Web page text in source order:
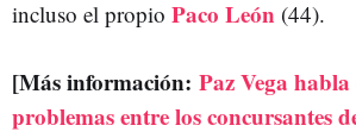
incluso el propio Paco León (44).
[Más información: Paz Vega
problemas entre los concursantes